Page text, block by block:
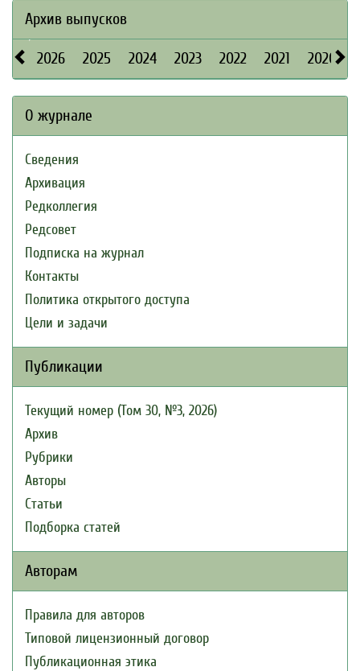
Архив выпусков
2026 2025 2024 2023 2022 2021 2020
О журнале
Сведения
Архивация
Редколлегия
Редсовет
Подписка на журнал
Контакты
Политика открытого доступа
Цели и задачи
Публикации
Текущий номер (Том 30, №3, 2026)
Архив
Рубрики
Авторы
Статьи
Подборка статей
Авторам
Правила для авторов
Типовой лицензионный договор
Публикационная этика